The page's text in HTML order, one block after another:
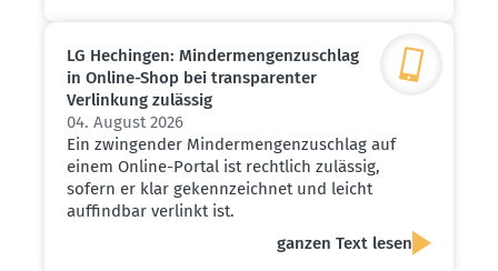
LG Hechingen: Minder­men­gen­zu­schlag
in Online-Shop bei trans­pa­renter
Verlinkung zulässig
04. August 2026
Ein zwingender Mindermengenzuschlag auf
einem Online-Portal ist rechtlich zulässig,
sofern er klar gekennzeichnet und leicht
auffindbar verlinkt ist.
ganzen Text lesen